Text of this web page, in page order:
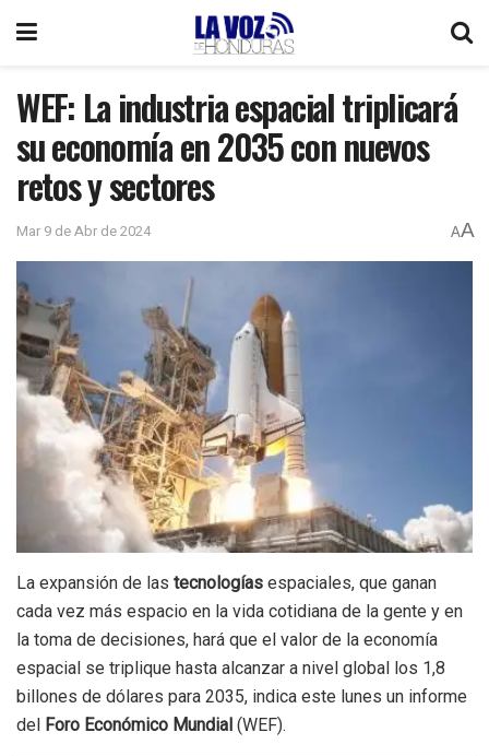
WEF: La industria espacial triplicará
su economía en 2035 con nuevos
retos y sectores
Mar 9 de Abr de 2024 AA
La expansión de las tecnologías espaciales, que ganan
cada vez más espacio en la vida cotidiana de la gente y en
la toma de decisiones, hará que el valor de la economía
espacial se triplique hasta alcanzar a nivel global los 1,8
billones de dólares para 2035, indica este lunes un informe
del
Foro Económico Mundial (WEF).